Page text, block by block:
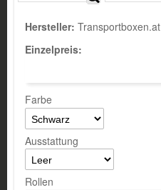
Hersteller: Transportboxen.at
Einzelpreis:
Farbe
Ausstattung
Rollen